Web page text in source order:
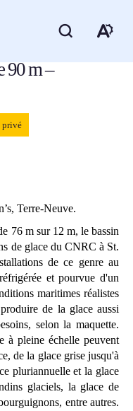
90 m –
privé
Terre-Neuve.
76 m sur 12 m, le bassin
de glace du CNRC à St.
de ce genre au
et pourvue d'un
maritimes réalistes
de la glace aussi
selon la maquette.
à pleine échelle peuvent
de la glace grise jusqu'à
pluriannuelle et la glace
glaciels, la glace de
entre autres.